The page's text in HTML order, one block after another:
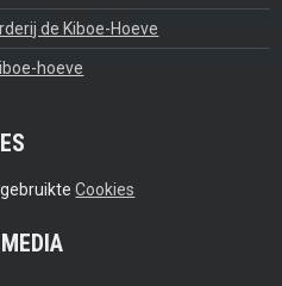
de Kiboe-Hoeve
hoeve
Cookies